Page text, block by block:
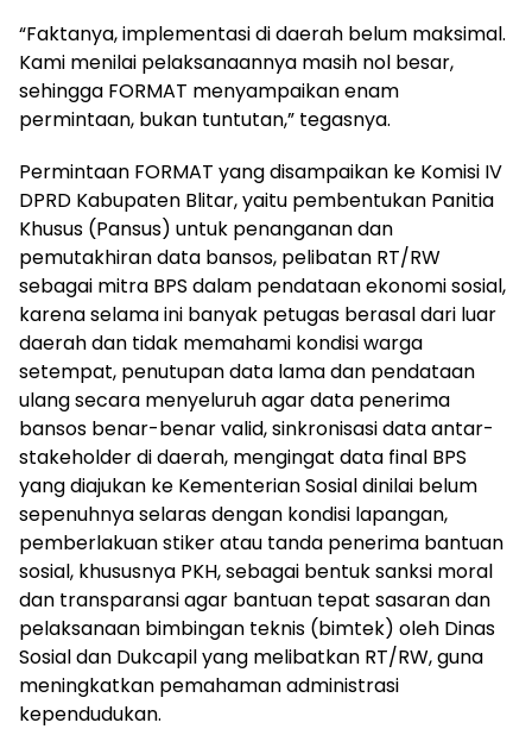
“Faktanya, implementasi di daerah belum maksimal.
Kami menilai pelaksanaannya masih nol besar,
sehingga FORMAT menyampaikan enam
permintaan, bukan tuntutan,” tegasnya.
Permintaan FORMAT yang disampaikan ke Komisi IV
DPRD Kabupaten Blitar, yaitu pembentukan Panitia
Khusus (Pansus) untuk penanganan dan
pemutakhiran data bansos, pelibatan RT/RW
sebagai mitra BPS dalam pendataan ekonomi sosial,
karena selama ini banyak petugas berasal dari luar
daerah dan tidak memahami kondisi warga
setempat, penutupan data lama dan pendataan
ulang secara menyeluruh agar data penerima
bansos benar-benar valid, sinkronisasi data antar-
stakeholder di daerah, mengingat data final BPS
yang diajukan ke Kementerian Sosial dinilai belum
sepenuhnya selaras dengan kondisi lapangan,
pemberlakuan stiker atau tanda penerima bantuan
sosial, khususnya PKH, sebagai bentuk sanksi moral
dan transparansi agar bantuan tepat sasaran dan
pelaksanaan bimbingan teknis (bimtek) oleh Dinas
Sosial dan Dukcapil yang melibatkan RT/RW, guna
meningkatkan pemahaman administrasi
kependudukan.